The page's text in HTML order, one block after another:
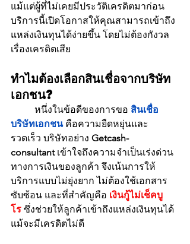
แม้แต่ผู้ที่ไม่เคยมีประวัติเครดิตมาก่อน
บริการนี้เปิดโอกาสให้คุณสามารถเข้าถึง
แหล่งเงินทุนได้ง่ายขึ้น โดยไม่ต้องกังวล
เรื่องเครดิตเสีย
ทำไมต้องเลือกสินเชื่อจากบริษัท
เอกชน?
	หนึ่งในข้อดีของการขอ
สินเชื่อ
บริษัทเอกชน คือความยืดหยุ่นและ
รวดเร็ว บริษัทอย่าง Getcash-
consultant เข้าใจถึงความจำเป็นเร่งด่วน
ทางการเงินของลูกค้า จึงเน้นการให้
บริการแบบไม่ยุ่งยาก ไม่ต้องใช้เอกสาร
ซับซ้อน และที่สำคัญคือ เงินกู้ไม่เช็คบู
โร ซึ่งช่วยให้ลูกค้าเข้าถึงแหล่งเงินทุนได้
แม้จะมีเครดิตไม่ดี